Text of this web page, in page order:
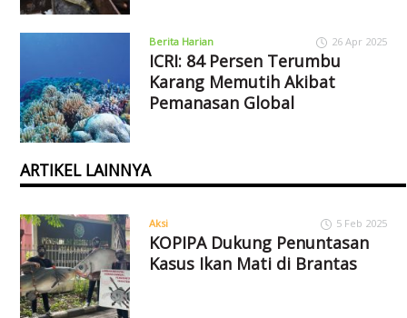
Berita Harian 26 Apr 2025
ICRI: 84 Persen Terumbu
Karang Memutih Akibat
Pemanasan Global
ARTIKEL LAINNYA
Aksi 5 Feb 2025
KOPIPA Dukung Penuntasan
Kasus Ikan Mati di Brantas